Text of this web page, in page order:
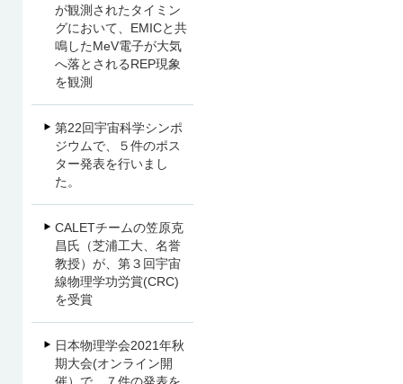
が観測されたタイミン
グにおいて、EMICと共
鳴したMeV電子が大気
へ落とされるREP現象
を観測
第22回宇宙科学シンポ
ジウムで、５件のポス
ター発表を行いまし
た。
CALETチームの笠原克
昌氏（芝浦工大、名誉
教授）が、第３回宇宙
線物理学功労賞(CRC)
を受賞
日本物理学会2021年秋
期大会(オンライン開